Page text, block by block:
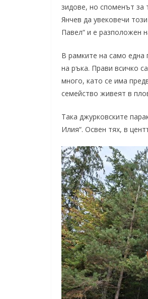
зидове, но споменът за
Янчев да увековечи
Павел“ и е разположен
В рамките на само една
на ръка. Прави всичко
много, като се има
семейство живеят в
Така джурковските
Илия“. Освен тях, в